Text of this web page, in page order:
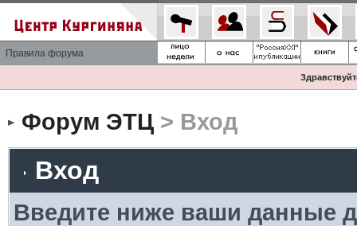
Правила форума
Форум ЭТЦ> Вход
Вход
Введите ниже ваши данные